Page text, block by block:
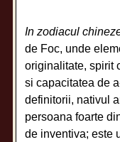
In zodiacul
de Foc, unde
originalitate, spirit
si capacitatea de
definitorii, nativul
persoana foarte
de inventiva; este